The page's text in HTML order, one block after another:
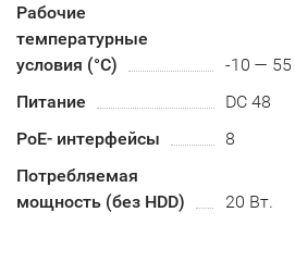
Рабочие
температурные
условия (°С)
-10 — 55
Питание
DC 48
PoE- интерфейсы
8
Потребляемая
мощность (без HDD)
20 Вт.